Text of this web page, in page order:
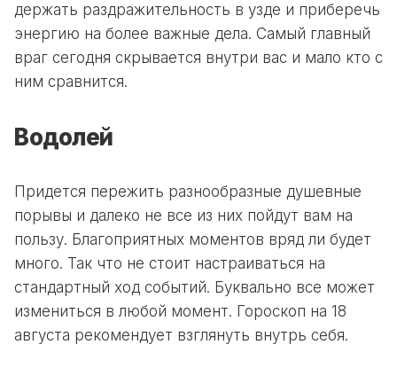
держать раздражительность в узде и приберечь
энергию на более важные дела. Самый главный
враг сегодня скрывается внутри вас и мало кто с
ним сравнится.
Водолей
Придется пережить разнообразные душевные
порывы и далеко не все из них пойдут вам на
пользу. Благоприятных моментов вряд ли будет
много. Так что не стоит настраиваться на
стандартный ход событий. Буквально все может
измениться в любой момент. Гороскоп на 18
августа рекомендует взглянуть внутрь себя.